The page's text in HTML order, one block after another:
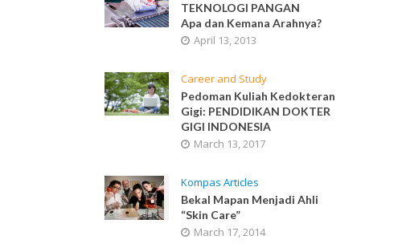
TEKNOLOGI PANGAN
Apa dan Kemana Arahnya?
April 13, 2013
Career and Study
Pedoman Kuliah Kedokteran
Gigi: PENDIDIKAN DOKTER
GIGI INDONESIA
March 13, 2017
Kompas Articles
Bekal Mapan Menjadi Ahli
“Skin Care”
March 17, 2014